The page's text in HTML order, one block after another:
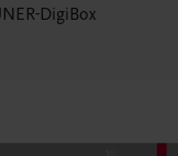
DigiBox